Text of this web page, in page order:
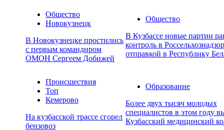
Общество
Новокузнецк
В Новокузнецке простились
с первым командиром
ОМОН Сергеем Добижей
Общество
В Кузбассе новые партии
контроль в
отправкой в Республику
Происшествия
Топ
Кемерово
На кузбасской трассе сгорел
бензовоз
Образование
Более двух тысяч молодых
специалистов в этом году
Кузбасский медицинский